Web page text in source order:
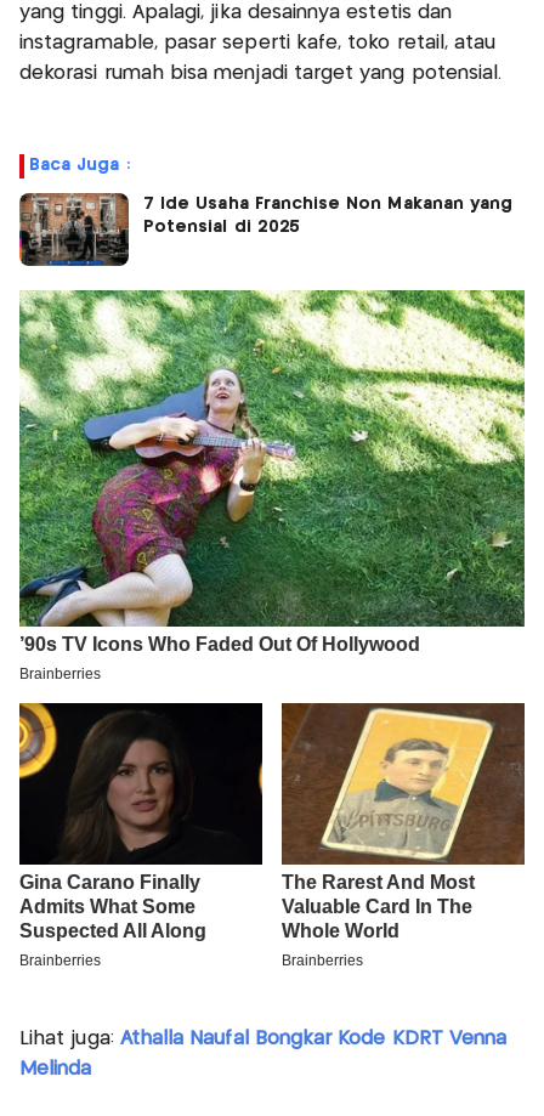
yang tinggi. Apalagi, jika desainnya estetis dan
instagramable, pasar seperti kafe, toko retail, atau
dekorasi rumah bisa menjadi target yang potensial.
Baca Juga :
7 Ide Usaha Franchise Non Makanan yang
Potensial di 2025
Lihat juga: Athalla Naufal Bongkar Kode KDRT Venna
Melinda